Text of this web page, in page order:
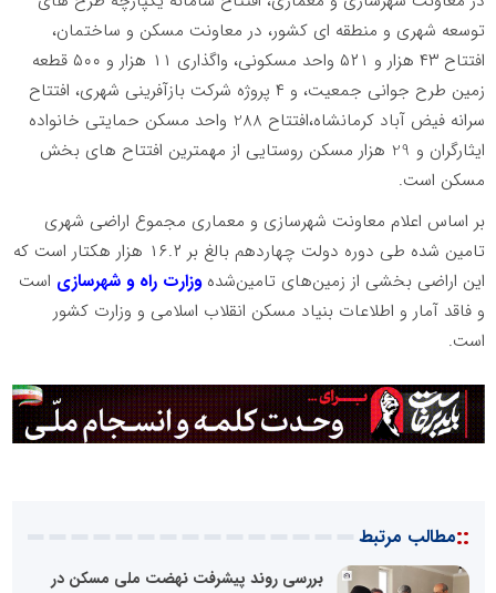
توسعه شهری و منطقه ای کشور، در معاونت مسکن و ساختمان،
افتتاح ۴۳ هزار و ۵۲۱ واحد مسکونی، واگذاری ۱۱ هزار و ۵۰۰ قطعه
زمین طرح جوانی جمعیت، و ۴ پروژه شرکت بازآفرینی شهری، افتتاح
سرانه فیض آباد کرمانشاه،افتتاح 288 واحد مسکن حمایتی خانواده
ایثارگران و 29 هزار مسکن روستایی از مهمترین افتتاح های بخش
مسکن است.
بر اساس اعلام معاونت شهرسازی و معماری مجموع اراضی شهری
تامین شده طی دوره دولت چهاردهم بالغ بر ۱۶.۲ هزار هکتار است که
این اراضی بخشی از زمین‌های تامین‌شده وزارت راه و شهرسازی است
و فاقد آمار و اطلاعات بنیاد مسکن انقلاب اسلامی و وزارت کشور
است.
::مطالب مرتبط
بررسی روند پیشرفت‌ نهضت ملی مسکن در